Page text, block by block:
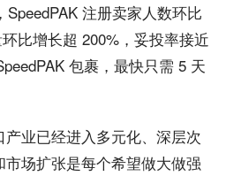
注册卖家人数环比
比增长超 200%，妥投率接近
包裹，最快只需 5 天
产业已经进入多元化、深层次
场扩张是每个希望做大做强